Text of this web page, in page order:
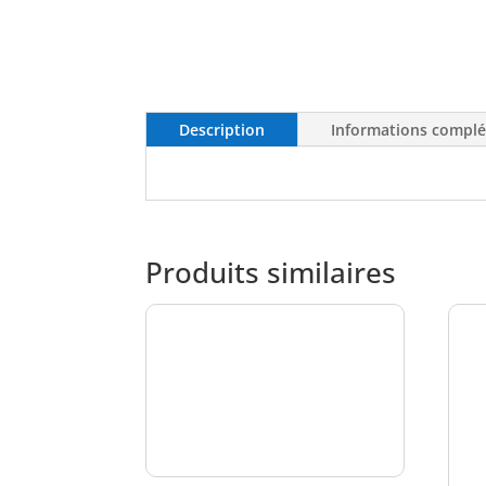
Description Informations
Produits similaires